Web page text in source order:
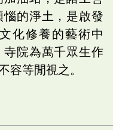
惱的淨土，是啟發
化修養的藝術中
院為萬千眾生作
容等閒視之。